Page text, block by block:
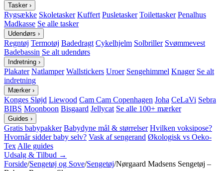
Tasker ›
Rygsække Skoletasker Kuffert Pusletasker Toilettasker Penalhus
Madkasse Se alle tasker
Udendørs ›
Regntøj Termotøj Badedragt Cykelhjelm Solbriller Svømmevest
Badebassin Se alt udendørs
Indretning ›
Plakater Natlamper Wallstickers Uroer Sengehimmel Knager Se alt
indretning
Mærker ›
Konges Sløjd Liewood Cam Cam Copenhagen Joha CeLaVi Sebra
BIBS Moonboon Bisgaard Jellycat Se alle 100+ mærker
Guides ›
Gratis babypakker Babydyne mål & størrelser Hvilken voksipose?
Hvornår sidder baby selv? Vask af sengerand Økologisk vs Oeko-
Tex Alle guides
Udsalg & Tilbud →
Forside/Sengetøj og Sove/Sengetøj/Nørgaard Madsens Sengetøj –